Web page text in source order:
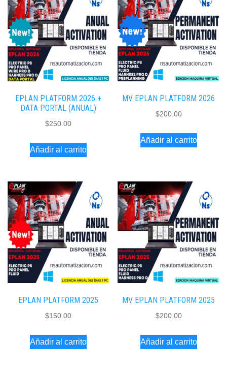
EPLAN PLATFORM 2026 +
DATA PORTAL (ANUAL)
$250.00
Añadir al carrito
MV EPLAN PLATFORM 2026
$200.00
Añadir al carrito
EPLAN PLATFORM 2025
$150.00
Añadir al carrito
MV EPLAN PLATFORM 2025
$200.00
Añadir al carrito